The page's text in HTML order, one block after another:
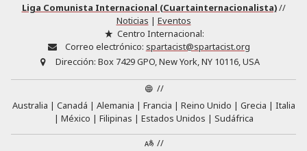
Liga Comunista Internacional (Cuartainternacionalista)//
Noticias | Eventos
Centro Internacional:
Correo electrónico: spartacist@spartacist.org
Dirección: Box 7429 GPO, New York, NY 10116, USA
//
Australia
Canadá Alemania Francia Reino Unido Grecia
Italia
México
Filipinas Estados Unidos
Sudáfrica
//